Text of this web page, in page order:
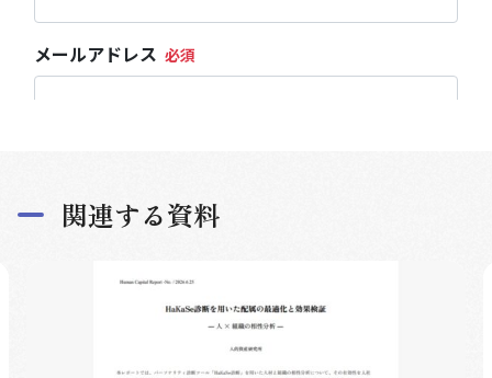
関連する資料